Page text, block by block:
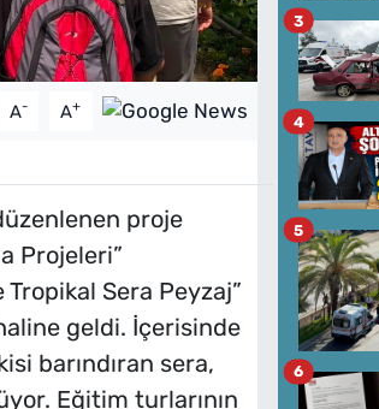
A- A+
proje
Projeleri”
Sera Peyzaj”
geldi. İçerisinde
barındıran sera,
Eğitim turlarının
3
4
5
6